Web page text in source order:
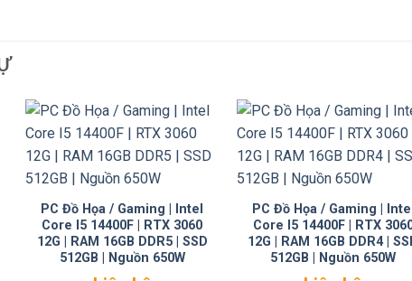
PC Đồ Họa / Gaming | Intel
Core I5 14400F | RTX 3060
12G | RAM 16GB DDR5 | SSD
512GB | Nguồn 650W
PC Đồ Họa / Gaming | Intel
Core I5 14400F | RTX
12G | RAM 16GB DDR4 |
512GB | Nguồn 650W